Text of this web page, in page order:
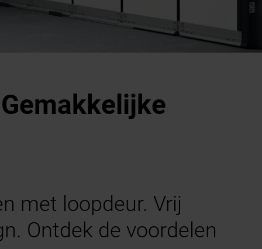
met loopdeur. Vrij
Ontdek de voordelen